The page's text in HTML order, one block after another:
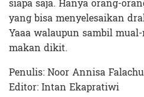
yang bisa menyelesaikan
Yaaa walaupun sambil
makan dikit.
Penulis: Noor Annisa
Editor: Intan Ekapratiwi